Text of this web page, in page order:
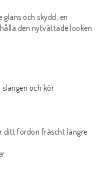
och skydd, en
den nytvättade looken
och kör
ditt fordon fräscht längre